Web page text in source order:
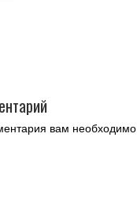
вам необходимо